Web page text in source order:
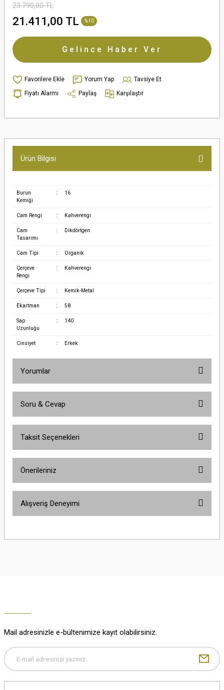
23.790,00 TL
21.411,00 TL %10
Gelince Haber Ver
Yorum Yap
Tavsiye Et
Fiyatı Alarmı
Paylaş Karşılaştır
Ürün Bilgisi
Burun
Kemiği
: 16
Cam Rengi : Kahverengi
Cam
Tasarımı
: Dikdörtgen
Cam Tipi : Organik
Çerçeve
Rengi
: Kahverengi
Çerçeve Tipi : Kemik-Metal
Ekartman : 58
Sap
Uzunluğu
: 140
Cinsiyet : Erkek
Yorumlar
Soru & Cevap
Taksit Seçenekleri
Önerileriniz
yetersiz gördüğünüz noktaları öneri formunu kullanarak tarafımıza
Gönder
Alışveriş Deneyimi
M... K... | 29/12/2025
Mail adresinizle e-bültenimize kayıt olabilirsiniz.